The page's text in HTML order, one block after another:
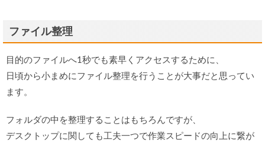
ファイル整理
目的のファイルへ1秒でも素早くアクセスするために、
日頃から小まめにファイル整理を行うことが大事だと思ってい
ます。
フォルダの中を整理することはもちろんですが、
デスクトップに関しても工夫一つで作業スピードの向上に繋が